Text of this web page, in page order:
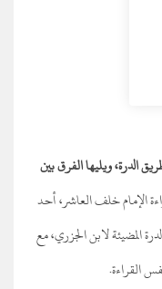
الدرة، ويليها الفرق بين
الإمام خلف العاشر، أحد
المضيئة لابن الجزري، مع
القراءة.